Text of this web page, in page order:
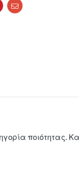
Email
ποιότητας.